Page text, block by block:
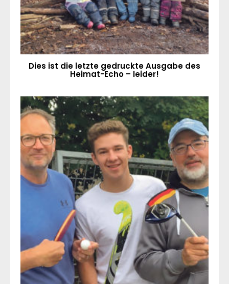
Dies ist die letzte gedruckte Ausgabe des
Heimat-Echo – leider!